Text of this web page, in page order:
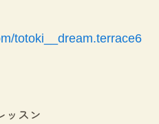
totoki__dream.terrace6
ッスン